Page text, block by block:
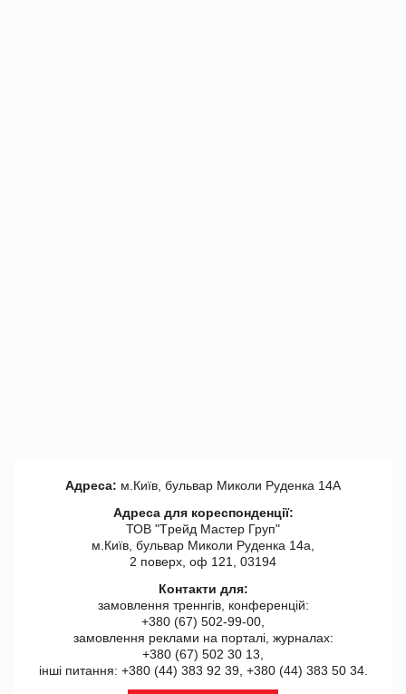
Адреса: м.Київ, бульвар Миколи Руденка 14А
Адреса для кореспонденції:
ТОВ "Tрейд Мастер Груп"
м.Київ, бульвар Миколи Руденка 14а,
2 поверх, оф 121, 03194
Контакти для:
замовлення треннгів, конференцій:
+380 (67) 502-99-00,
замовлення реклами на порталі, журналах:
+380 (67) 502 30 13,
інші питання: +380 (44) 383 92 39, +380 (44) 383 50 34.